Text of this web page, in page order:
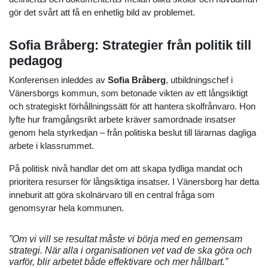
gör det svårt att få en enhetlig bild av problemet.
Sofia Bråberg: Strategier från politik till
pedagog
Konferensen inleddes av Sofia Bråberg, utbildningschef i
Vänersborgs kommun, som betonade vikten av ett långsiktigt
och strategiskt förhållningssätt för att hantera skolfrånvaro. Hon
lyfte hur framgångsrikt arbete kräver samordnade insatser
genom hela styrkedjan – från politiska beslut till lärarnas dagliga
arbete i klassrummet.
På politisk nivå handlar det om att skapa tydliga mandat och
prioritera resurser för långsiktiga insatser. I Vänersborg har detta
inneburit att göra skolnärvaro till en central fråga som
genomsyrar hela kommunen.
”Om vi vill se resultat måste vi börja med en gemensam
strategi. När alla i organisationen vet vad de ska göra och
varför, blir arbetet både effektivare och mer hållbart.”